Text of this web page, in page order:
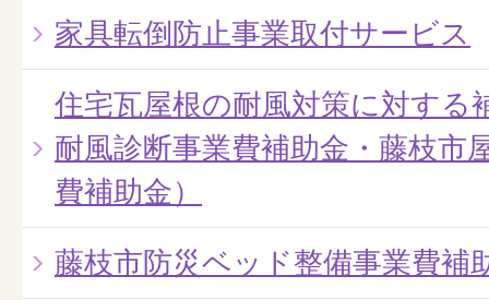
家具転倒防止事業取付サービス
住宅瓦屋根の耐風対策に対する
耐風診断事業費補助金・藤枝市
費補助金）
藤枝市防災ベッド整備事業費補